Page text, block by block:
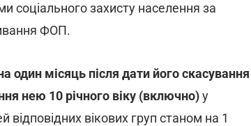
соціального захисту населення за
ФОП.
один місяць після дати його скасування
нею 10 річного віку (включно)у
відповідних вікових груп станом на 1